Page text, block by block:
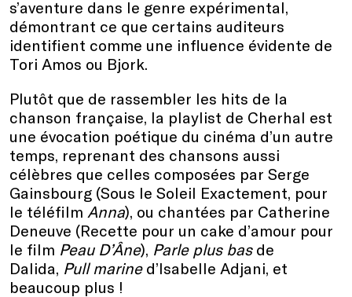
s’aventure dans le genre expérimental,
démontrant ce que certains auditeurs
identifient comme une influence évidente de
Tori Amos ou Bjork.
Plutôt que de rassembler les hits de la
chanson française, la playlist de Cherhal est
une évocation poétique du cinéma d’un autre
temps, reprenant des chansons aussi
célèbres que celles composées par Serge
Gainsbourg (Sous le Soleil Exactement, pour
le téléfilm Anna), ou chantées par Catherine
Deneuve (Recette pour un cake d’amour pour
le film Peau D’Âne), Parle plus basde
Dalida, Pull marined’Isabelle Adjani, et
beaucoup plus !